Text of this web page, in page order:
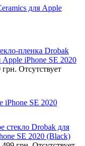
для Apple
пленка Drobak
Apple iPhone SE 2020
грн. Отсутствует
iPhone SE 2020
стекло Drobak для
SE 2020 (Black)